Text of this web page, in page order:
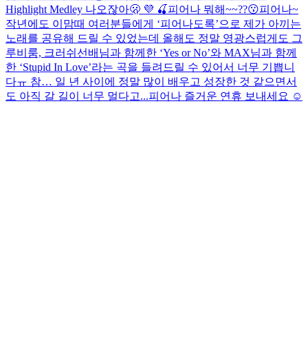
Highlight Medley 나오잖아🫢 💜 🍒 피어나 뭐해~~??😗피어나~
작년에도 이맘때 여러분들에게 ‘피어나도록’으로 제가 아끼는
노래를 공유해 드릴 수 있었는데 올해도 정말 영광스럽게도 그
루비룸, 크러쉬선배님과 함께한 ‘Yes or No’와 MAX님과 함께
한 ‘Stupid In Love’라는 곡을 들려드릴 수 있어서 너무 기쁩니
다ㅠ 참… 일 년 사이에 정말 많이 배우고 성장한 것 같으면서
도 아직 갈 길이 너무 멀다고...피어나 즐거운 연휴 보내세요 ☺️